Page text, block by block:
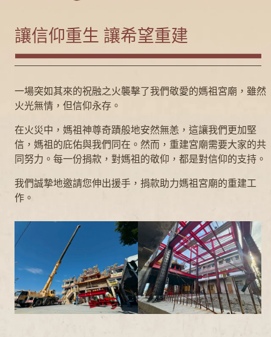
讓信仰重生 讓希望重建
一場突如其來的祝融之火襲擊了我們敬愛的媽祖宮廟，雖然
火光無情，但信仰永存。
在火災中，媽祖神尊奇蹟般地安然無恙，這讓我們更加堅
信，媽祖的庇佑與我們同在。然而，重建宮廟需要大家的共
同努力。每一份捐款，對媽祖的敬仰，都是對信仰的支持。
我們誠摯地邀請您伸出援手，捐款助力媽祖宮廟的重建工
作。